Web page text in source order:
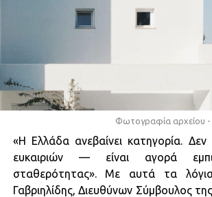
Φωτογραφία αρχείου -
«Η Ελλάδα ανεβαίνει κατηγορία. Δεν
ευκαιριών — είναι αγορά
σταθερότητας». Με αυτά τα
Γαβριηλίδης, Διευθύνων Σύμβουλος της